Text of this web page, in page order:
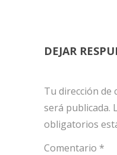
DEJAR
Tu dirección de
será publicada.
obligatorios
Comentario *